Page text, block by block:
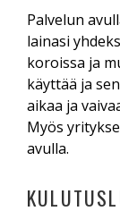
Palvelun
lainasi
koroissa ja
käyttää ja
aikaa ja
Myös
avulla.